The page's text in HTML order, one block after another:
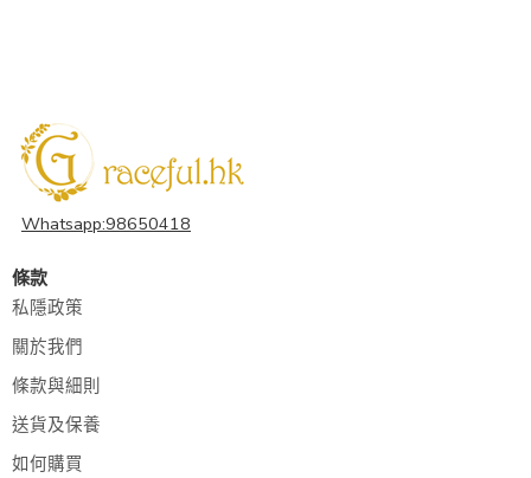
Whatsapp:98650418
條款
私隱政策
關於我們
條款與細則
送貨及保養
如何購買